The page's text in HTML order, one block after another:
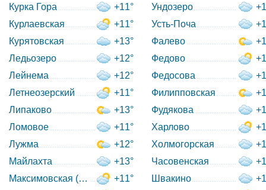
Курка Гора
+11°
Курлаевская
+11°
Курятовская
+13°
Ледьозеро
+12°
Лейнема
+12°
Летнеозерский
+11°
Липаково
+13°
Ломовое
+11°
Лужма
+12°
Майлахта
+13°
Максимовская (Кенорецкий с/с)
+11°
Ундозеро
Усть-Поча
Фалево
Федово
Федосова
Филипповская
Фудякова
Харлово
Холмогорская
Часовенская
Швакино